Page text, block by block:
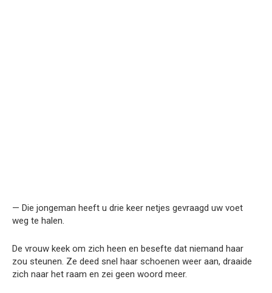
— Die jongeman heeft u drie keer netjes gevraagd uw voet
weg te halen.
De vrouw keek om zich heen en besefte dat niemand haar
zou steunen. Ze deed snel haar schoenen weer aan, draaide
zich naar het raam en zei geen woord meer.